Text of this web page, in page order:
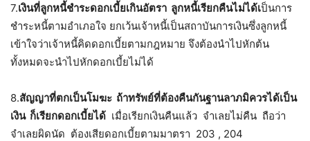
7.เงินที่ลูกหนี้ชำระดอกเบี้ยเกินอัตรา ลูกหนี้เรียกคืนไม่ได้เป็นการ
ชำระหนี้ตามอำเภอใจ ยกเว้นเจ้าหนี้เป็นสถาบันการเงินซึ่งลูกหนี้
เข้าใจว่าเจ้าหนี้คิดดอกเบี้ยตามกฎหมาย จึงต้องนำไปหักต้น
ทั้งหมดจะนำไปหักดอกเบี้ยไม่ได้
8.สัญญาที่ตกเป็นโมฆะ ถ้าทรัพย์ที่ต้องคืนกันฐานลาภมิควรได้เป็น
เงิน ก็เรียกดอกเบี้ยได้ เมื่อเรียกเงินคืนแล้ว จำเลยไม่คืน ถือว่า
จำเลยผิดนัด ต้องเสียดอกเบี้ยตามมาตรา 203 , 204